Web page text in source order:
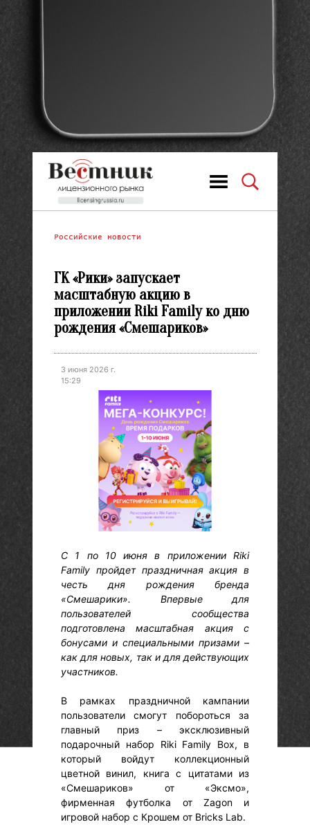
Российские новости
ГК «Рики» запускает
масштабную акцию в
приложении Riki Family ко дню
рождения «Смешариков»
3 июня 2026 г.
15:29
С 1 по 10 июня в приложении Riki
Family пройдет праздничная акция в
честь дня рождения бренда
«Смешарики». Впервые для
пользователей сообщества
подготовлена масштабная акция с
бонусами и специальными призами –
как для новых, так и для действующих
участников.
В рамках праздничной кампании
пользователи смогут побороться за
главный приз – эксклюзивный
подарочный набор Riki Family Box, в
который войдут коллекционный
цветной винил, книга с цитатами из
«Смешариков» от «Эксмо»,
фирменная футболка от Zagon и
игровой набор с Крошем от Bricks Lab.